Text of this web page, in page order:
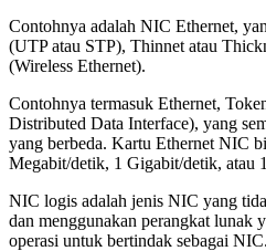
Contohnya adalah NIC Ethernet,
(UTP atau STP), Thinnet atau
(Wireless Ethernet).
Contohnya termasuk Ethernet,
Distributed Data Interface), yang
yang berbeda. Kartu Ethernet NIC
Megabit/detik, 1 Gigabit/detik, atau
NIC logis adalah jenis NIC yang
dan menggunakan perangkat lunak
operasi untuk bertindak sebagai NIC.